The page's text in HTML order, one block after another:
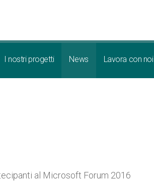
I nostri progetti News Lavora con noi
al Microsoft Forum 2016